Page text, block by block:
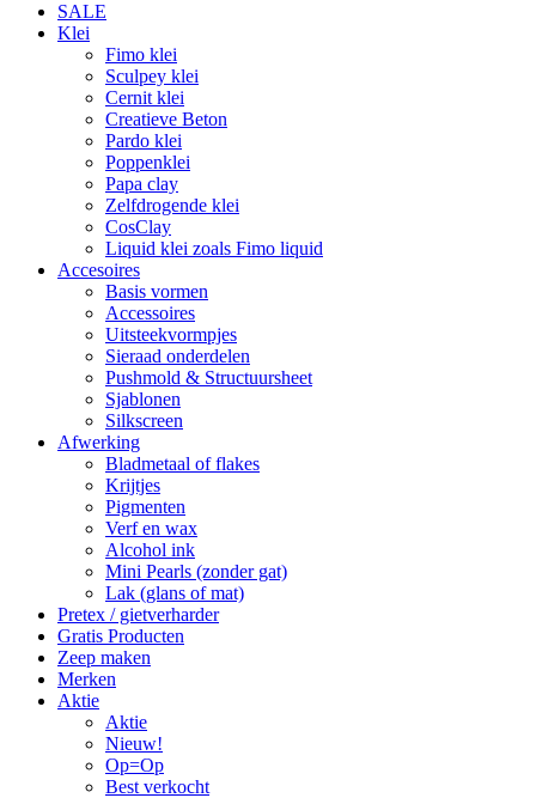
SALE
Klei
Fimo klei
Sculpey klei
Cernit klei
Creatieve Beton
Pardo klei
Poppenklei
Papa clay
Zelfdrogende klei
CosClay
Liquid klei zoals Fimo liquid
Accesoires
Basis vormen
Accessoires
Uitsteekvormpjes
Sieraad onderdelen
Pushmold & Structuursheet
Sjablonen
Silkscreen
Afwerking
Bladmetaal of flakes
Krijtjes
Pigmenten
Verf en wax
Alcohol ink
Mini Pearls (zonder gat)
Lak (glans of mat)
Pretex / gietverharder
Gratis Producten
Zeep maken
Merken
Aktie
Aktie
Nieuw!
Op=Op
Best verkocht